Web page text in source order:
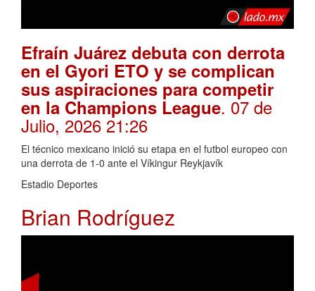
Efraín Juárez debuta con derrota
en el Gyori ETO y se complican
sus aspiraciones para competir
en la Champions League. 07 de
Julio, 2026 21:26
El técnico mexicano inició su etapa en el futbol europeo con
una derrota de 1-0 ante el Víkingur Reykjavík
Estadio Deportes
Brian Rodríguez